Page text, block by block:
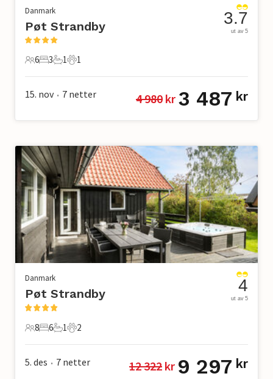
Danmark
Pøt Strandby
6 Gjester
6
3 Soverom
3
1 Bad
1
1 Kjæledyr
1
3.7
ut av 5
15. nov • 7 netter 4 980 kr 3 487 kr
Danmark
Pøt Strandby
8 Gjester
8
6 Soverom
6
1 Bad
1
2 Kjæledyr
2
4
ut av 5
5. des • 7 netter 12 322 kr 9 297 kr